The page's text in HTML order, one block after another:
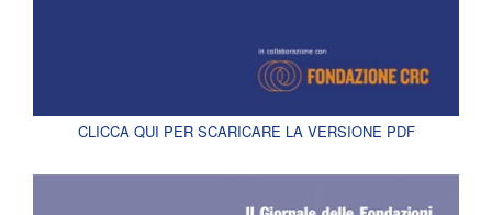
CLICCA QUI PER SCARICARE LA VERSIONE PDF